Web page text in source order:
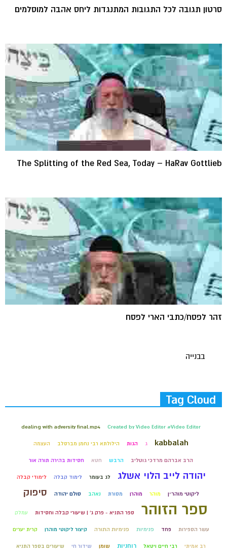
סרטון תגובה לכל התגובות המתנגדות ליחס אהבה למוסלמים
The Splitting of the Red Sea, Today – HaRav Gottlieb
זהר לפסח/כתבי הארי לפסח
בבנייה
Tag Cloud
Created by Video Editor #Video Editor
dealing with adversity final.mp4
kabbalah ג הגות הילולתא רבי נחמן מברסלב העצמה
הרב אברהם מרדכי גוטליב הרבש חטא חסידות בהירה תורה אור
יהודה לייב הלוי אשלג לג בעומר לימוד קבלה לימודי קבלה
ליקוטי מוהר״ן מוהר מוהרן מסורת נאהב סולם יהודה סיפוק
ספר הזוהר ספר התניא - פרק ג' | שיעורי קבלה וחסידות עמלק
עשר הספירות פחד פנימיות פנימיות התורה קיצור ליקוטי מוהרן קרית יערים
רב אמיתי רבי חיים ויטאל רוחניות שומן שידור חי שיעורים בספר התניא